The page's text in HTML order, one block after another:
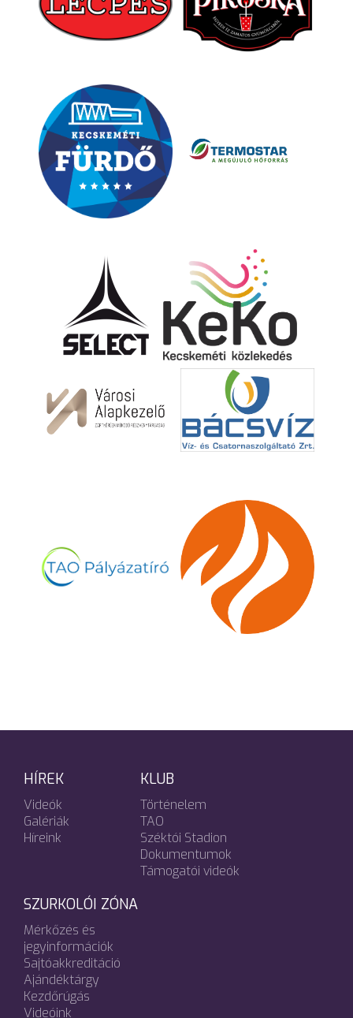
HÍREK
Videók
Galériák
Híreink
KLUB
Történelem
TAO
Széktói Stadion
Dokumentumok
Támogatói videók
SZURKOLÓI ZÓNA
Mérkőzés és
jegyinformációk
Sajtóakkreditáció
Ajándéktárgy
Kezdőrúgás
Videóink